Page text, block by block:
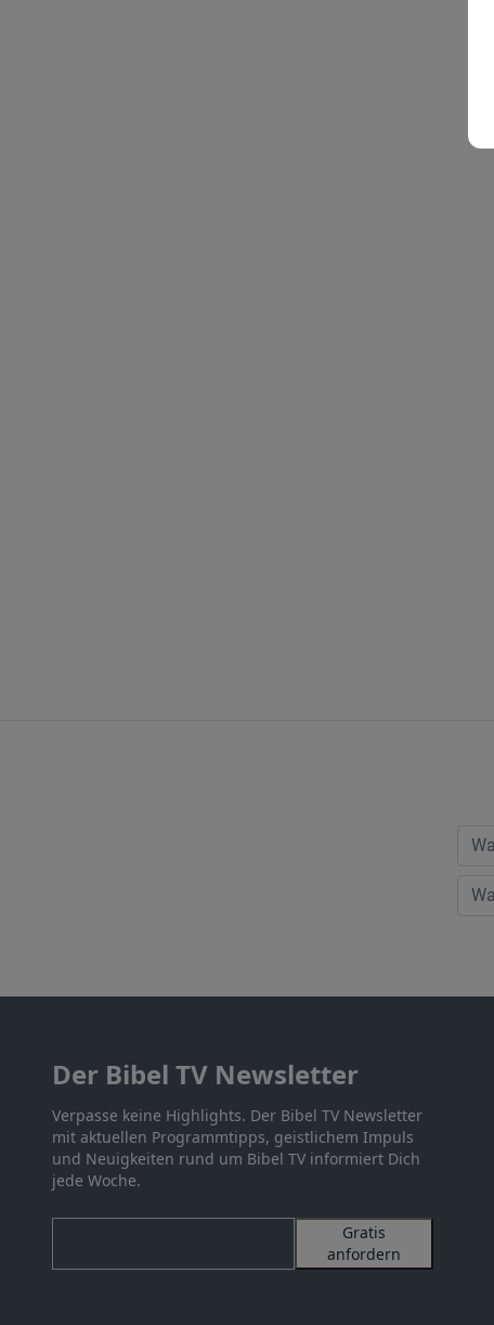
Der Bibel TV Newsletter
Verpasse keine Highlights. Der Bibel TV Newsletter
mit aktuellen Programmtipps, geistlichem Impuls
und Neuigkeiten rund um Bibel TV informiert Dich
jede Woche.
Gratis
anfordern